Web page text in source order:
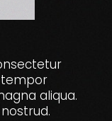
tempor
aliqua.